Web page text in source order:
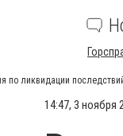
по ликвидации
14:47, 3 ноября